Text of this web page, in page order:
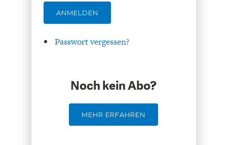
GESUNDHEITSWESEN
ANMELDEN
Passwort vergessen?
Noch kein Abo?
MEHR ERFAHREN